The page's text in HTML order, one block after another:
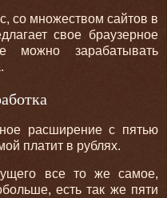
со множеством сайтов в
свое браузерное
можно зарабатывать
расширение с пятью
платит в рублях.
все то же самое,
есть так же пяти